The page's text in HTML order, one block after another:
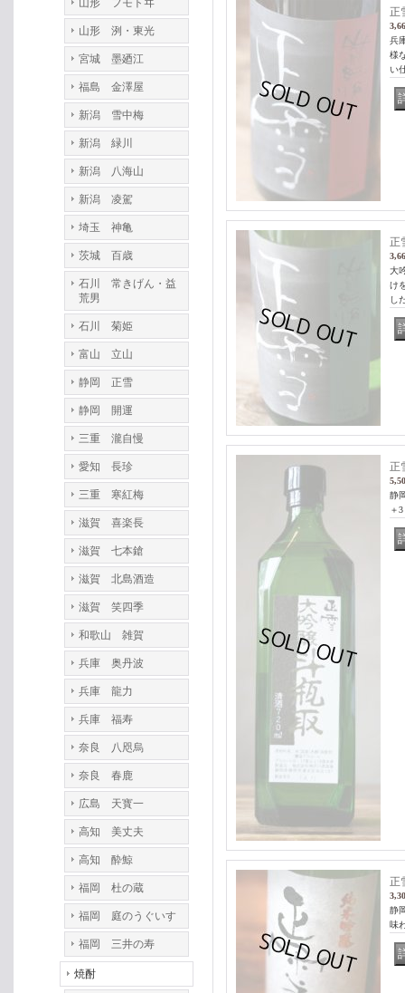
山形 フモトヰ
山形 洌・東光
宮城 墨廼江
福島 金澤屋
新潟 雪中梅
新潟 緑川
新潟 八海山
新潟 凌駕
埼玉 神亀
茨城 百歳
石川 常きげん・益
荒男
石川 菊姫
富山 立山
静岡 正雪
静岡 開運
三重 瀧自慢
愛知 長珍
三重 寒紅梅
滋賀 喜楽長
滋賀 七本鎗
滋賀 北島酒造
滋賀 笑四季
和歌山 雑賀
兵庫 奥丹波
兵庫 龍力
兵庫 福寿
奈良 八咫烏
奈良 春鹿
広島 天寳一
高知 美丈夫
高知 酔鯨
福岡 杜の蔵
福岡 庭のうぐいす
福岡 三井の寿
焼酎
正
兵
様
い
正
大
け
し
正
静
＋
正
静
味